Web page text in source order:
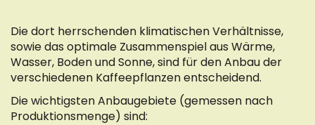
Die dort herrschenden klimatischen Verhältnisse,
sowie das optimale Zusammenspiel aus Wärme,
Wasser, Boden und Sonne, sind für den Anbau der
verschiedenen Kaffeepflanzen entscheidend.
Die wichtigsten Anbaugebiete (gemessen nach
Produktionsmenge) sind: